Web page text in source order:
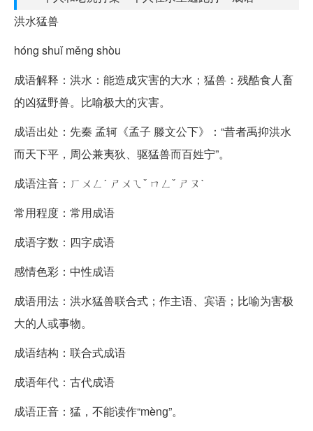
洪水猛兽
hóng shuǐ měng shòu
成语解释：洪水：能造成灾害的大水；猛兽：残酷食人畜
的凶猛野兽。比喻极大的灾害。
成语出处：先秦 孟轲《孟子 滕文公下》：“昔者禹抑洪水
而天下平，周公兼夷狄、驱猛兽而百姓宁”。
成语注音：ㄏㄨㄥˊ ㄕㄨㄟˇ ㄇㄥˇ ㄕㄡˋ
常用程度：常用成语
成语字数：四字成语
感情色彩：中性成语
成语用法：洪水猛兽联合式；作主语、宾语；比喻为害极
大的人或事物。
成语结构：联合式成语
成语年代：古代成语
成语正音：猛，不能读作“mènɡ”。